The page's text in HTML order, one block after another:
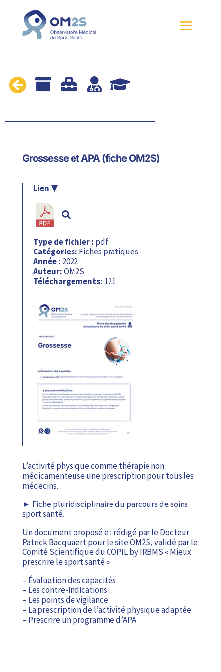
    
Grossesse et APA (fiche OM2S)
L’activité physique comme thérapie non
médicamenteuse une prescription pour tous les
médecins.
► Fiche pluridisciplinaire du parcours de soins
sport santé.
Un document proposé et rédigé par le Docteur
Patrick Bacquaert pour le site OM2S, validé par le
Comité Scientifique du COPIL by IRBMS « Mieux
prescrire le sport santé ».
– Évaluation des capacités
– Les contre-indications
– Les points de vigilance
– La prescription de l’activité physique adaptée
– Prescrire un programme d’APA
Type de fichier : pdf
Catégories: Fiches pratiques
Année : 2022
Auteur:OM2S
Téléchargements: 121